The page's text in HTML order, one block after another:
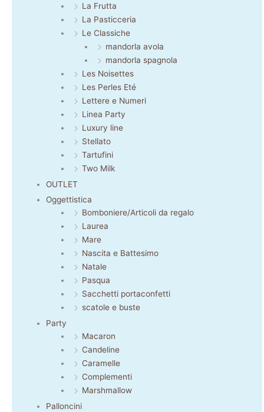
La Frutta
La Pasticceria
Le Classiche
mandorla avola
mandorla spagnola
Les Noisettes
Les Perles Eté
Lettere e Numeri
Linea Party
Luxury line
Stellato
Tartufini
Two Milk
OUTLET
Oggettistica
Bomboniere/Articoli da regalo
Laurea
Mare
Nascita e Battesimo
Natale
Pasqua
Sacchetti portaconfetti
scatole e buste
Party
Macaron
Candeline
Caramelle
Complementi
Marshmallow
Palloncini